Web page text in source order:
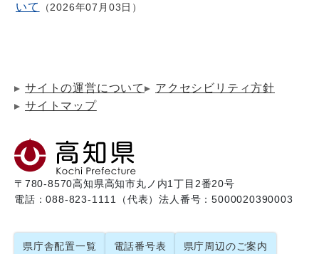
いて
2026年07月03日
サイトの運営について
アクセシビリティ方針
サイトマップ
〒780-8570高知県高知市丸ノ内1丁目2番20号
電話：088-823-1111（代表）法人番号：5000020390003
県庁舎配置一覧 電話番号表 県庁周辺のご案内